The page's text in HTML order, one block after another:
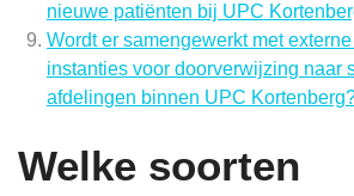
nieuwe patiënten bij UPC
Wordt er samengewerkt met
instanties voor doorverwijzing naar
afdelingen binnen UPC
Welke soorten